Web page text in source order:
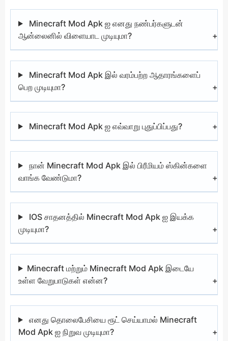
Minecraft Mod Apk ஐ எனது நண்பர்களுடன்
ஆன்லைனில் விளையாட முடியுமா?
Minecraft Mod Apk இல் வரம்பற்ற ஆதாரங்களைப்
பெற முடியுமா?
Minecraft Mod Apk ஐ எவ்வாறு புதுப்பிப்பது?
நான் Minecraft Mod Apk இல் பிரீமியம் ஸ்கின்களை
வாங்க வேண்டுமா?
IOS சாதனத்தில் Minecraft Mod Apk ஐ இயக்க
முடியுமா?
Minecraft மற்றும் Minecraft Mod Apk இடையே
உள்ள வேறுபாடுகள் என்ன?
எனது தொலைபேசியை ரூட் செய்யாமல் Minecraft
Mod Apk ஐ நிறுவ முடியுமா?